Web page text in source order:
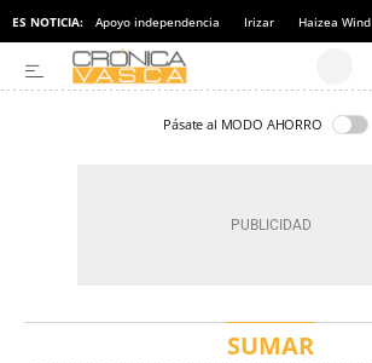
ES NOTICIA: Apoyo independencia Irizar Haizea Wind
Pásate al MODO AHORRO
SUMAR